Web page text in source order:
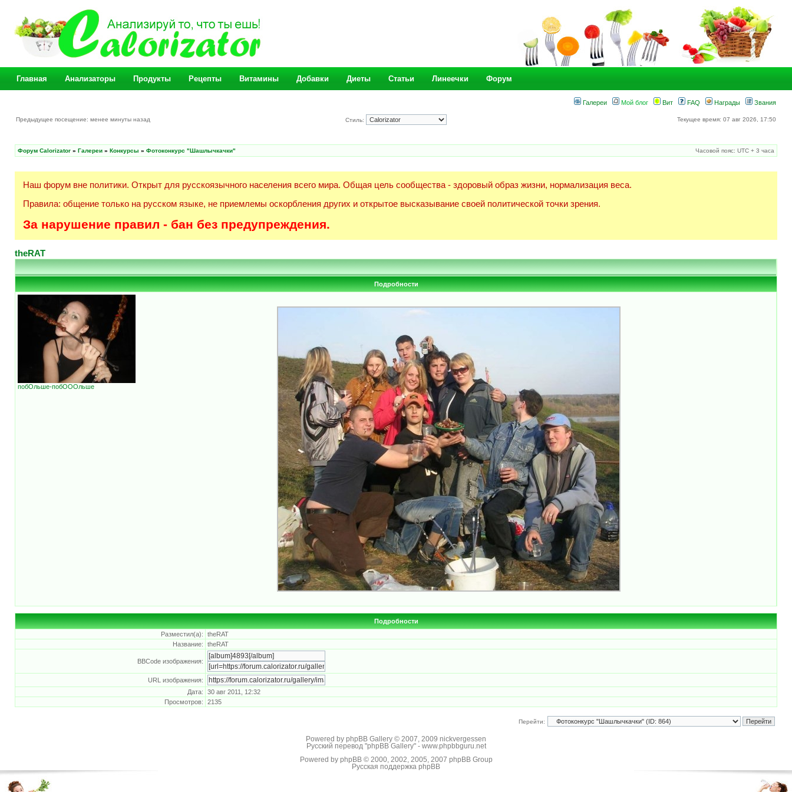
Главная Анализаторы Продукты Рецепты Витамины Добавки Диеты Статьи Линеечки Форум
Галереи Мой блог Вит FAQ Награды Звания
Предыдущее посещение: менее минуты назад Стиль: Текущее время: 07 авг 2026, 17:50
Форум Calorizator » Галереи » Конкурсы » Фотоконкурс "Шашлычкачки" Часовой пояс: UTC + 3 часа
Наш форум вне политики. Открыт для русскоязычного населения всего мира. Общая цель сообщества - здоровый образ жизни, нормализация веса.
Правила: общение только на русском языке, не приемлемы оскорбления других и открытое высказывание своей политической точки зрения.
За нарушение правил - бан без предупреждения.
theRAT
Подробности
побОльше-побОООльше
Подробности
Разместил(а):
theRAT
Название:
theRAT
BBCode изображения:
URL изображения:
Дата:
30 авг 2011, 12:32
Просмотров:
2135
Перейти:
Powered by phpBB Gallery © 2007, 2009 nickvergessen
Русский перевод "phpBB Gallery" - www.phpbbguru.net
Powered by phpBB© 2000, 2002, 2005, 2007 phpBB Group
Русская поддержка phpBB